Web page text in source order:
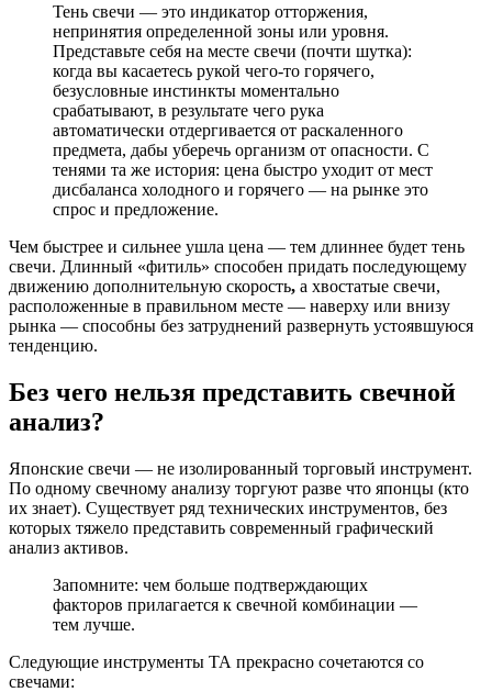
Тень свечи — это индикатор отторжения,
непринятия определенной зоны или уровня.
Представьте себя на месте свечи (почти шутка):
когда вы касаетесь рукой чего-то горячего,
безусловные инстинкты моментально
срабатывают, в результате чего рука
автоматически отдергивается от раскаленного
предмета, дабы уберечь организм от опасности. С
тенями та же история: цена быстро уходит от мест
дисбаланса холодного и горячего — на рынке это
спрос и предложение.
Чем быстрее и сильнее ушла цена — тем длиннее будет тень
свечи. Длинный «фитиль» способен придать последующему
движению дополнительную скорость, а хвостатые свечи,
расположенные в правильном месте — наверху или внизу
рынка — способны без затруднений развернуть устоявшуюся
тенденцию.
Без чего нельзя представить свечной
анализ?
Японские свечи — не изолированный торговый инструмент.
По одному свечному анализу торгуют разве что японцы (кто
их знает). Существует ряд технических инструментов, без
которых тяжело представить современный графический
анализ активов.
Запомните: чем больше подтверждающих
факторов прилагается к свечной комбинации —
тем лучше.
Следующие инструменты ТА прекрасно сочетаются со
свечами: